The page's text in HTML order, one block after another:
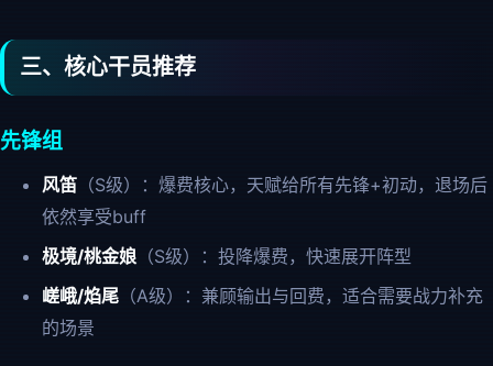
三、核心干员推荐
先锋组
风笛（S级）：爆费核心，天赋给所有先锋+初动，退场后
依然享受buff
极境/桃金娘（S级）：投降爆费，快速展开阵型
嵯峨/焰尾（A级）：兼顾输出与回费，适合需要战力补充
的场景